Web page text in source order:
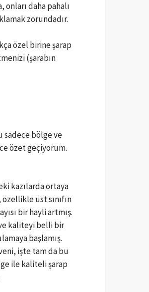
daha pahalı
zorundadır.
özel birine şarap
(şarabın
sadece bölge ve
özet geçiyorum.
kazılarda ortaya
özellikle üst sınıfın
bir hayli artmış.
kaliteyi belli bir
başlamış.
işte tam da bu
ile kaliteli şarap